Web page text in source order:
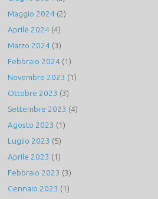
Maggio 2024 (2)
Aprile 2024 (4)
Marzo 2024 (3)
Febbraio 2024 (1)
Novembre 2023 (1)
Ottobre 2023 (3)
Settembre 2023 (4)
Agosto 2023 (1)
Luglio 2023 (5)
Aprile 2023 (1)
Febbraio 2023 (3)
Gennaio 2023 (1)